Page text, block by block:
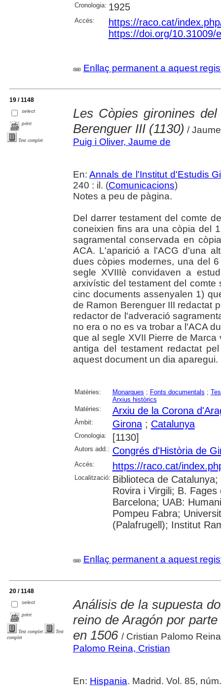
Cronologia: 1925
Accés:
https://raco.cat/
https://doi.org/10.31009/
Enllaç permanent a aquest
19 / 1148
select
print
Text complet
Les Còpies gironines
Berenguer III (1130) /
Puig i Oliver, Jaume de
En:Annals de l'Institut d'Estudis
240 : il. (Comunicacions)
Notes a peu de pàgina.
Del darrer testament del comte
coneixien fins ara una còpia del
sagramental conservada en
ACA. L'aparició a l'ACG d'una
dues còpies modernes, una del
segle XVIIIè convidaven a
arxivístic del testament del
cinc documents assenyalen 1)
de Ramon Berenguer III redactat
redactor de l'adveració
no era o no es va trobar a l'ACA
que al segle XVII Pierre de
antiga del testament redactat
aquest document un dia aparegui.
Matèries: Monarques ; Fonts documentals ;
Arxius històrics
Matèries:
Arxiu de la Corona
Àmbit: Girona; Catalunya
Cronologia: [1130]
Autors add.: Congrés d'Història de
Accés: https://raco.cat/
Localització: Biblioteca de
Rovira i Virgili; B.
Barcelona; UAB:
Pompeu Fabra;
(Palafrugell); Institut
Enllaç permanent a aquest
20 / 1148
select
print
Text complet
Text
complet
Análisis de la supuesta
reino de Aragón por
en 1506 / Cristian Palomo Reina
Palomo Reina, Cristian
En: Hispania. Madrid. Vol. 85,